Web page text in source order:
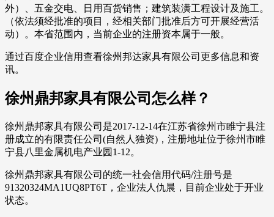
外）、五金交电、日用百货销售；建筑装潢工程设计及施工。
（依法须经批准的项目，经相关部门批准后方可开展经营活
动）。本省范围内，当前企业的注册资本属于一般。
通过百度企业信用查看徐州邦达家具有限公司更多信息和资
讯。
徐州鼎邦家具有限公司怎么样？
徐州鼎邦家具有限公司是2017-12-14在江苏省徐州市睢宁县注
册成立的有限责任公司(自然人独资)，注册地址位于徐州市睢
宁县八里金属机电产业园1-12。
徐州鼎邦家具有限公司的统一社会信用代码/注册号是
91320324MA1UQ8PT6T，企业法人仇晨，目前企业处于开业
状态。